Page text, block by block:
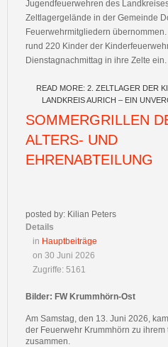
Jugendfeuerwehren des
Zeltlagergelände in der Gemeinde
Feuerwehrmitgliedern
rund 220 Kinder der
Dienstagnachmittag in ihre Zelte ein.
READ MORE: 2. ZELTLAGER DER
LANDKREIS AURICH – EIN
SOMMERGRILLEN
ALTERS- UND
EHRENABTEILUNG
posted by: Kilian Peters
Details
in Hauptbeiträge
on 30 Juni 2026
Zugriffe: 5161
Bilder: FW Krummhörn-Ost
Am Samstag, den 13. Juni 2026,
der Feuerwehr Krummhörn zu
zusammen.